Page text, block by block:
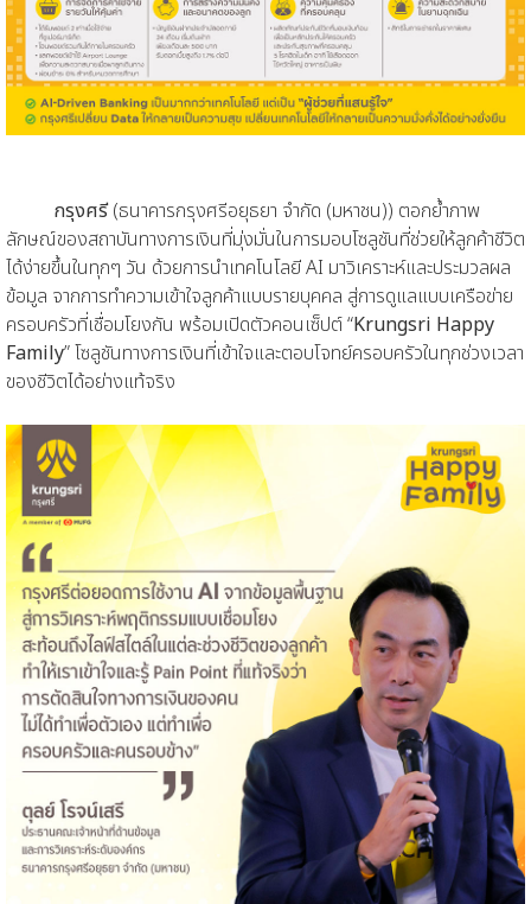
กรุงศรี(ธนาคารกรุงศรีอยุธยา จำกัด (มหาชน)) ตอกย้ำภาพ
ลักษณ์ของสถาบันทางการเงินที่มุ่งมั่นในการมอบโซลูชันที่ช่วยให้ลูกค้าชีวิต
ได้ง่ายขึ้นในทุกๆ วัน ด้วยการนำเทคโนโลยี AI มาวิเคราะห์และประมวลผล
ข้อมูล จากการทำความเข้าใจลูกค้าแบบรายบุคคล สู่การดูแลแบบเครือข่าย
ครอบครัวที่เชื่อมโยงกัน พร้อมเปิดตัวคอนเซ็ปต์ “Krungsri Happy
Family” โซลูชันทางการเงินที่เข้าใจและตอบโจทย์ครอบครัวในทุกช่วงเวลา
ของชีวิตได้อย่างแท้จริง